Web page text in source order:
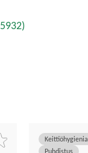
Keittiöhygienia
Puhdistus